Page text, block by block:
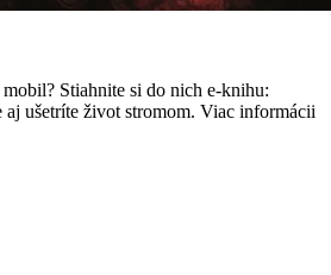
Stiahnite si do nich e-knihu:
aj ušetríte život stromom. Viac informácii